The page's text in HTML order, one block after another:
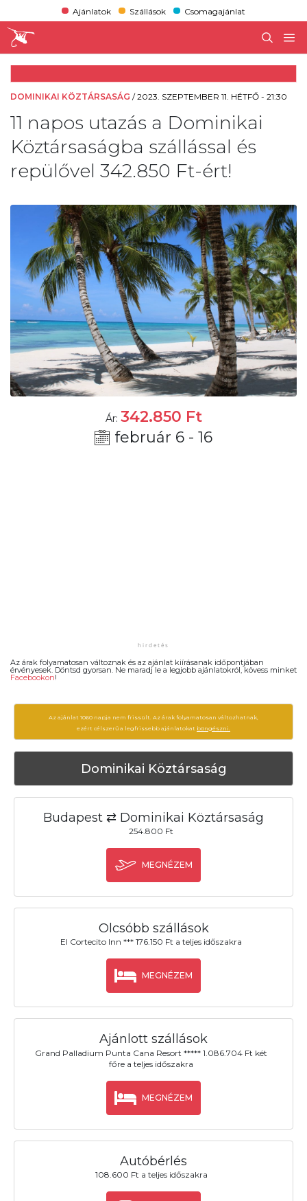
Ajánlatok Szállások Csomagajánlat
DOMINIKAI KÖZTÁRSASÁG /2023. SZEPTEMBER 11. HÉTFŐ - 21:30
11 napos utazás a Dominikai
Köztársaságba szállással és
repülővel 342.850 Ft-ért!
Ár: 342.850 Ft
február 6 - 16
Az árak folyamatosan változnak és az ajánlat kiírásanak időpontjában
érvényesek. Döntsd gyorsan. Ne maradj le a legjobb ajánlatokról, kövess minket
Facebookon!
Az ajánlat 1060 napja nem frissült. Az árak folyamatosan változhatnak,
ezért célszerű a legfrissebb ajánlatokat böngészni.
Dominikai Köztársaság
Budapest ⇄ Dominikai Köztársaság
254.800 Ft
MEGNÉZEM
Olcsóbb szállások
El Cortecito Inn *** 176.150 Ft a teljes időszakra
MEGNÉZEM
Ajánlott szállások
Grand Palladium Punta Cana Resort ***** 1.086.704 Ft két
főre a teljes időszakra
MEGNÉZEM
Autóbérlés
108.600 Ft a teljes időszakra